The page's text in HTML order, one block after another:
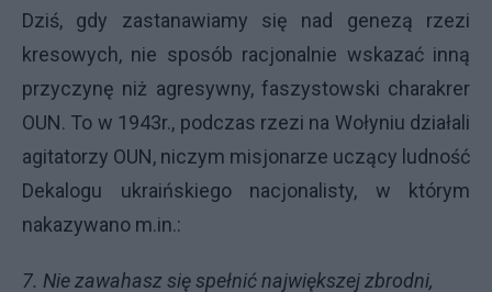
Dziś, gdy zastanawiamy się nad genezą rzezi
kresowych, nie sposób racjonalnie wskazać inną
przyczynę niż agresywny, faszystowski charakrer
OUN. To w 1943r., podczas rzezi na Wołyniu działali
agitatorzy OUN, niczym misjonarze uczący ludność
Dekalogu ukraińskiego nacjonalisty, w którym
nakazywano m.in.:
7. Nie zawahasz się spełnić największej zbrodni,